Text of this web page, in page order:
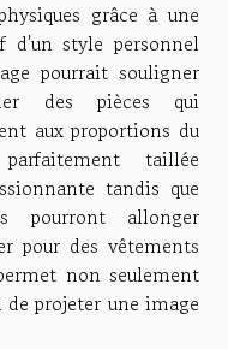
grâce à une
d'un style personnel
pourrait souligner
des pièces qui
aux proportions du
taillée
tandis que
pourront allonger
pour des vêtements
non seulement
projeter une image